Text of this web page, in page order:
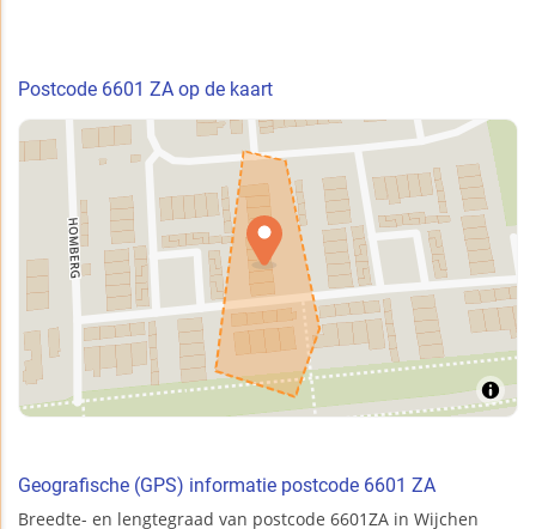
Postcode 6601 ZA op de kaart
Geografische (GPS) informatie postcode 6601 ZA
Breedte- en lengtegraad van postcode 6601ZA in Wijchen